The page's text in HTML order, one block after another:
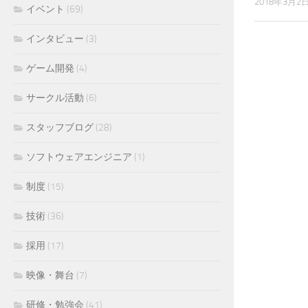
イベント (69)
インタビュー (3)
ゲーム開発 (4)
サークル活動 (6)
スタッフブログ (28)
ソフトウェアエンジニア (1)
制度 (15)
技術 (36)
採用 (17)
映像・舞台 (7)
研修・勉強会 (41)